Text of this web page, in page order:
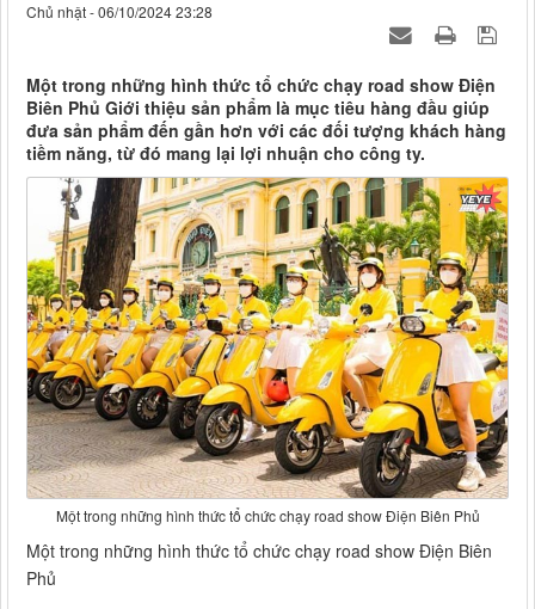
Chủ nhật - 06/10/2024 23:28
Một trong những hình thức tổ chức chạy road show Điện
Biên Phủ Giới thiệu sản phẩm là mục tiêu hàng đầu giúp
đưa sản phẩm đến gần hơn với các đối tượng khách hàng
tiềm năng, từ đó mang lại lợi nhuận cho công ty.
Một trong những hình thức tổ chức chạy road show Điện Biên Phủ
Một trong những hình thức tổ chức chạy road show Điện Biên
Phủ